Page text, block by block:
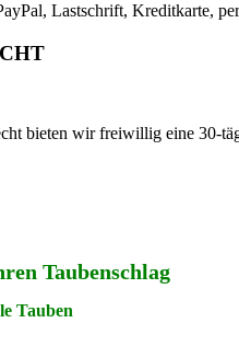
Lastschrift, Kreditkarte,
bieten wir freiwillig eine 30-
Taubenschlag
Tauben